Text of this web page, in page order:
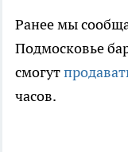
Ранее мы
Подмосковье
смогут
часов.